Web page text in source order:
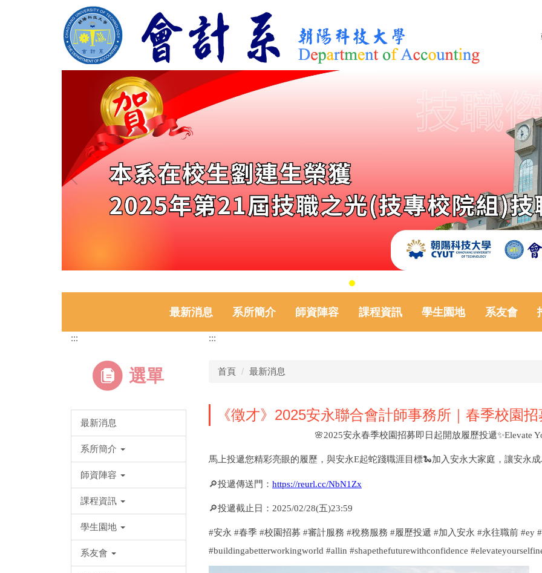
最新消息 系所簡介 師資陣容 課程資訊 學生園地 系友會
:::
選單
最新消息
系所簡介
師資陣容
課程資訊
學生園地
系友會
:::
首頁 最新消息
《徵才》2025安永聯合會計師事務所｜春季校園
🌸2025安永春季校園招募即日起開放履歷投遞✨Elevate
馬上投遞您精彩亮眼的履歷，與安永E起蛇踐職涯目標🐍加入安永大家庭，讓安永
🔎投遞傳送門： https://reurl.cc/NbN1Zx
🔎投遞截止日：2025/02/28(五)23:59
#安永 #春季 #校園招募 #審計服務 #稅務服務 #履歷投遞 #加入安永 #永往職前 #ey
#buildingabetterworkingworld #allin #shapethefuturewithconfidence